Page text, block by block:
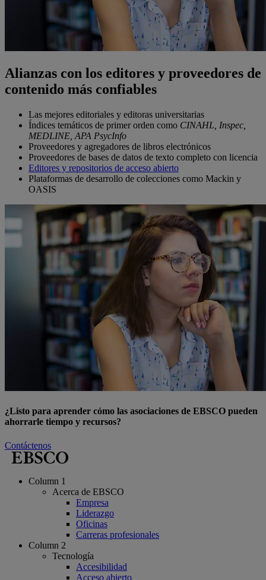
Alianzas con los editores y proveedores de
contenido más confiables
Las mejores editoriales y editoras universitarias
Índices temáticos de primer orden como CINAHL, Inspec,
MEDLINE, APA PsycInfo
Proveedores y agregadores de libros electrónicos
Proveedores de bases de datos de texto completo con licencia
Editores y repositorios de acceso abierto
Plataformas de desarrollo de colecciones como Mackin y
OASIS
¿Listo para aprender cómo las asociaciones de EBSCO pueden
ahorrarle tiempo y recursos?
Contáctenos
Column 1
Acerca de EBSCO
Empresa
Liderazgo
Oficinas
Carreras profesionales
Column 2
Tecnología
Accesibilidad
Acceso abierto